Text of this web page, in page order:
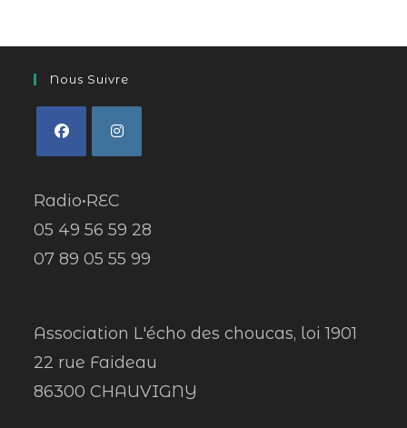
Nous Suivre
Radio•REC
05 49 56 59 28
07 89 05 55 99
Association L'écho des choucas, loi 1901
22 rue Faideau
86300 CHAUVIGNY